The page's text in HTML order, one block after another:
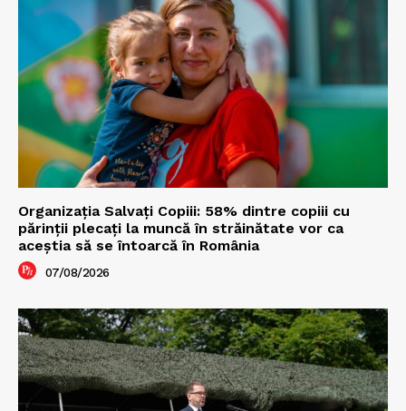
Organizația Salvați Copiii: 58% dintre copiii cu
părinții plecați la muncă în străinătate vor ca
aceștia să se întoarcă în România
07/08/2026